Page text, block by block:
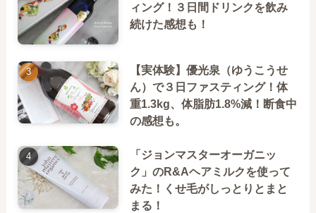
ィング！３日間ドリンクを飲み
続けた感想も！
【実体験】優光泉（ゆうこうせ
ん）で３日ファスティング！体
重1.3kg、体脂肪1.8%減！断食中
の感想も。
「ジョンマスターオーガニッ
ク」のR&Aヘアミルクを使って
みた！くせ毛がしっとりとまと
まる！